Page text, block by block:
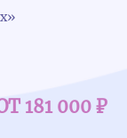
181 000 ₽